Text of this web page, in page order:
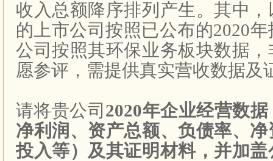
收入总额降序排列产生。其中
的上市公司按照已公布的2020年
公司按照其环保业务板块数据
愿参评，需提供真实营收数据及
请将贵公司 2020年企业经营数
净利润、资产总额、负债率、
投入等）及其证明材料，并加盖